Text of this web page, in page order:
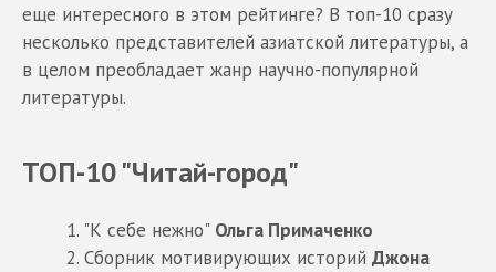
еще интересного в этом рейтинге? В топ-10 сразу
несколько представителей азиатской литературы, а
в целом преобладает жанр научно-популярной
литературы.
ТОП-10 "Читай-город"
1. "К себе нежно" Ольга Примаченко
2. Сборник мотивирующих историй Джона